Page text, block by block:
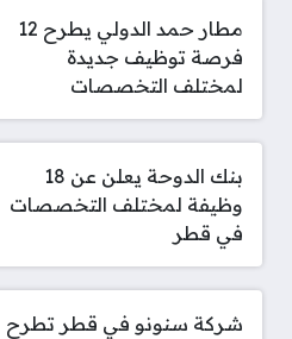
مطار حمد الدولي يطرح 12
فرصة توظيف جديدة
لمختلف التخصصات
بنك الدوحة يعلن عن 18
وظيفة لمختلف التخصصات
في ‏قطر
شركة سنونو في قطر تطرح